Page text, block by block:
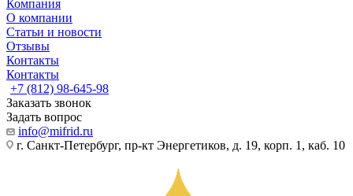
Компания
О компании
Статьи и новости
Отзывы
Контакты
Контакты
+7 (812) 98-645-98
Заказать звонок
Задать вопрос
info@mifrid.ru
г. Санкт-Петербург, пр-кт Энергетиков, д. 19, корп. 1, каб. 10